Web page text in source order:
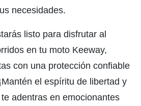
necesidades.
listo para disfrutar al
en tu moto Keeway,
con una protección confiable
el espíritu de libertad y
adentras en emocionantes